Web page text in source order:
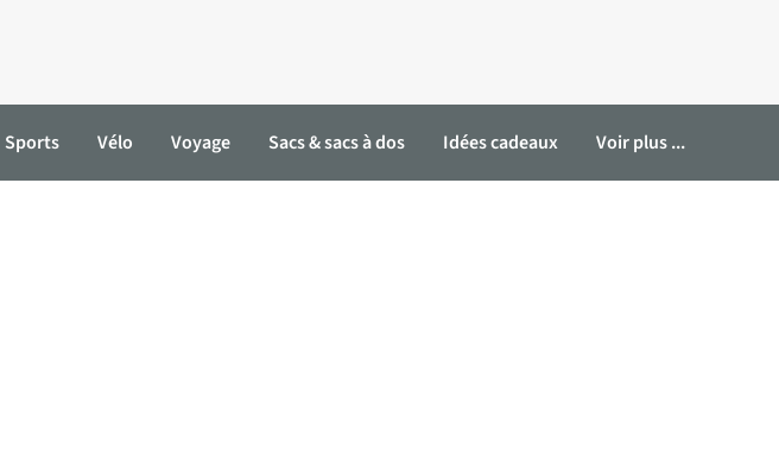
cart
Sports Vélo Voyage Sacs & sacs à dos Idées cadeaux Voir plus ...